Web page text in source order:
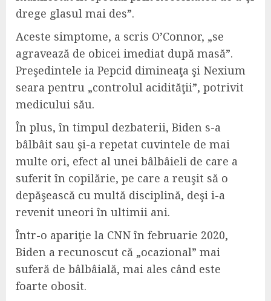
drege glasul mai des”.
Aceste simptome, a scris O’Connor, „se
agravează de obicei imediat după masă”.
Preşedintele ia Pepcid dimineaţa şi Nexium
seara pentru „controlul acidităţii”, potrivit
medicului său.
În plus, în timpul dezbaterii, Biden s-a
bâlbâit sau şi-a repetat cuvintele de mai
multe ori, efect al unei bâlbâieli de care a
suferit în copilărie, pe care a reuşit să o
depăşească cu multă disciplină, deşi i-a
revenit uneori în ultimii ani.
Într-o apariţie la CNN în februarie 2020,
Biden a recunoscut că „ocazional” mai
suferă de bâlbâială, mai ales când este
foarte obosit.